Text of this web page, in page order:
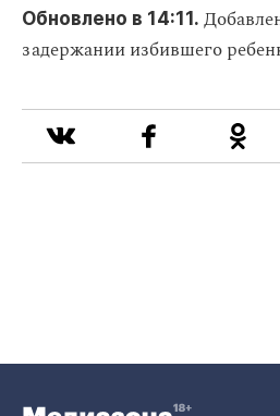
Обновлено в 14:11.
задержании избившего